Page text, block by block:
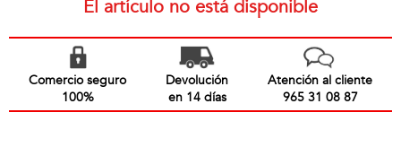
El artículo no está disponible
Comercio seguro
100%
Devolución
en 14 días
Atención al cliente
965 31 08 87